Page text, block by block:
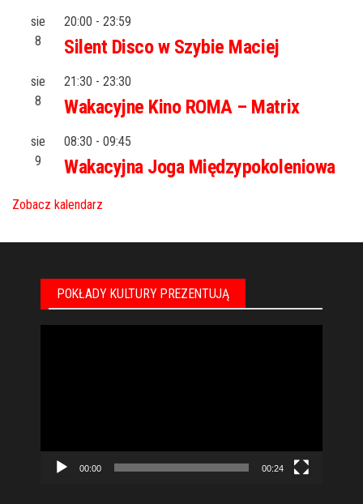
sie
8
20:00 - 23:59
Silent Disco w Szybie Maciej
sie
8
21:30 - 23:30
Wakacyjne Kino ROMA – Matrix
sie
9
08:30 - 09:45
Wakacyjna Joga Międzypokoleniowa
Zobacz kalendarz
POKŁADY KULTURY PREZENTUJĄ
00:00 00:24